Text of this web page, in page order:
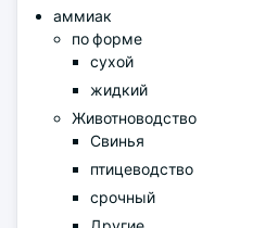
аммиак
по форме
сухой
жидкий
Животноводство
Свинья
птицеводство
срочный